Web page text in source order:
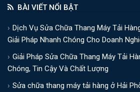
BÀI VIẾT NỔI BẬT
Dịch Vụ Sửa Chữa Thang Máy Tải
Giải Pháp Nhanh Chóng Cho Doanh
Giải Pháp Sửa Chữa Thang Máy Tải
Chóng, Tin Cậy Và Chất Lượng
Sửa chữa thang máy tải hàng ở Hải